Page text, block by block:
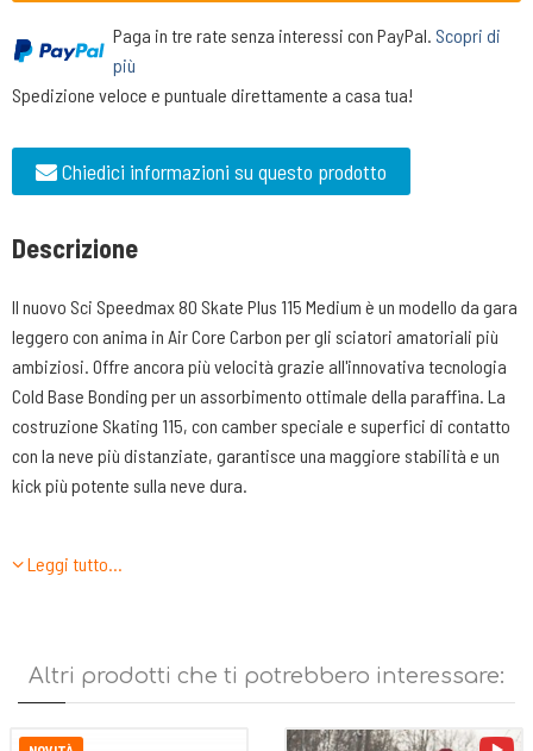
Paga in tre rate senza interessi con PayPal. Scopri di
più
Spedizione veloce e puntuale direttamente a casa tua!
Chiedici informazioni su questo prodotto
Descrizione
Il nuovo Sci Speedmax 80 Skate Plus 115 Medium è un modello da gara
leggero con anima in Air Core Carbon per gli sciatori amatoriali più
ambiziosi. Offre ancora più velocità grazie all'innovativa tecnologia
Cold Base Bonding per un assorbimento ottimale della paraffina. La
costruzione Skating 115, con camber speciale e superfici di contatto
con la neve più distanziate, garantisce una maggiore stabilità e un
kick più potente sulla neve dura.
-Air Core Carbon. Nucleo Air Core con oltre l‘80% d‘aria per un‘estrema
-Cold Base Bonding. Incollaggio a freddo della base. Questa
tecnologia assicura protezione e ottimo assorbimento della cera da
Leggi tutto…
Altri prodotti che ti potrebbero interessare: